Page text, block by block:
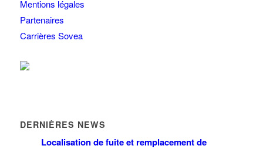
Mentions légales
Partenaires
Carrières Sovea
DERNIÈRES NEWS
Localisation de fuite et remplacement de